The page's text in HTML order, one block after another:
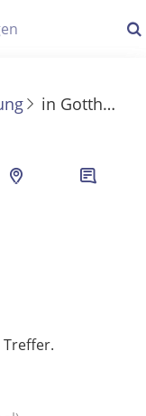
Suche, samt
in Gotthold Ephraim Lessings Sämmtliche Schriften
Treffer.